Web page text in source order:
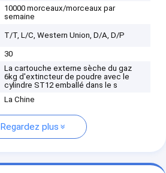
10000 morceaux/morceaux par
semaine
T/T, L/C, Western Union, D/A, D/P
30
La cartouche externe sèche du gaz
6kg d'extincteur de poudre avec le
cylindre ST12 emballé dans le s
La Chine
Regardez plus